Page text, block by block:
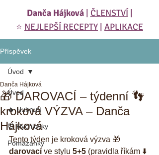
Danča Hájková| ČLENSTVÍ
⭐️ NEJLEPŠÍ RECEPTY APLIKACE
Příspěvek
Úvod
🔥 Hubnutí
⏰ Rychlovky
Pomazánky
Úvod
🎁 DAROVACÍ – týdenní 👣
kroková VÝZVA – Danča
Hájková
Danča Hájková
Tento týden je kroková výzva 🎁
darovací ve stylu 5+5 (pravidla říkám ⬇️